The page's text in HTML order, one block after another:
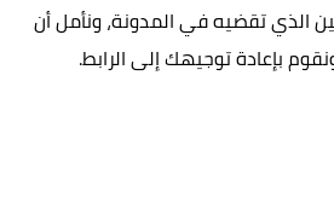
الذي تقضيه في المدونة، ونأمل أن
بإعادة توجيهك إلى الرابط.